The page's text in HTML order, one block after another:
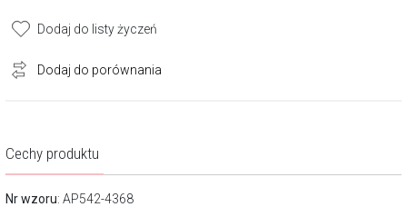
Dodaj do listy życzeń
Dodaj do porównania
Cechy produktu
Nr wzoru: AP542-4368